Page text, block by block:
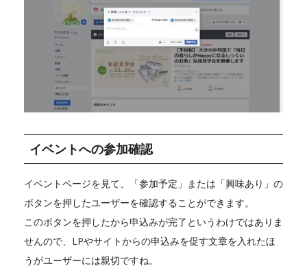
イベントへの参加確認
イベントページを見て、「参加予定」または「興味あり」の
ボタンを押したユーザーを確認することができます。
このボタンを押したから申込みが完了というわけではありま
せんので、LPやサイトからの申込みを促す文章を入れたほ
うがユーザーには親切ですね。